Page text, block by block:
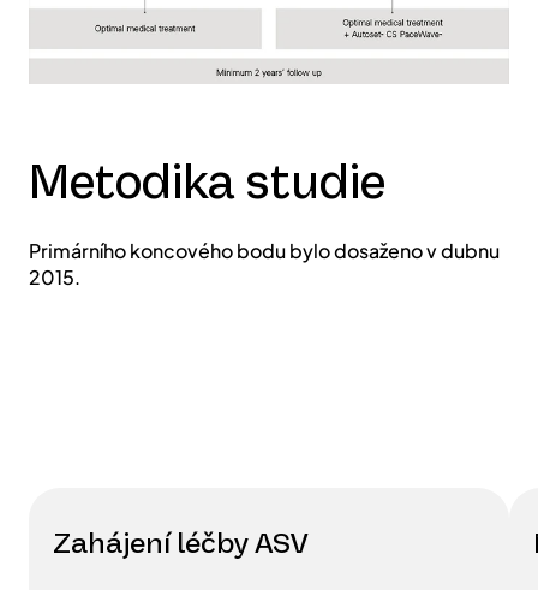
Metodika studie
Primárního koncového bodu bylo dosaženo v dubnu
2015.
Zahájení léčby ASV